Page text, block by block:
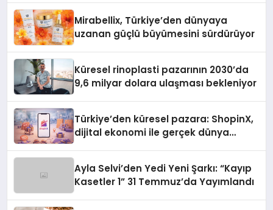
Mirabellix, Türkiye’den dünyaya
uzanan güçlü büyümesini sürdürüyor
Küresel rinoplasti pazarının 2030’da
9,6 milyar dolara ulaşması bekleniyor
Türkiye’den küresel pazara: ShopinX,
dijital ekonomi ile gerçek dünya
Ayla Selvi’den Yedi Yeni Şarkı: “Kayıp
Kasetler 1” 31 Temmuz’da Yayımlandı